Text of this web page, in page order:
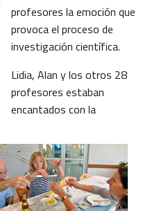
profesores la emoción que
provoca el proceso de
investigación científica.
Lidia, Alan y los otros 28
profesores estaban
encantados con la